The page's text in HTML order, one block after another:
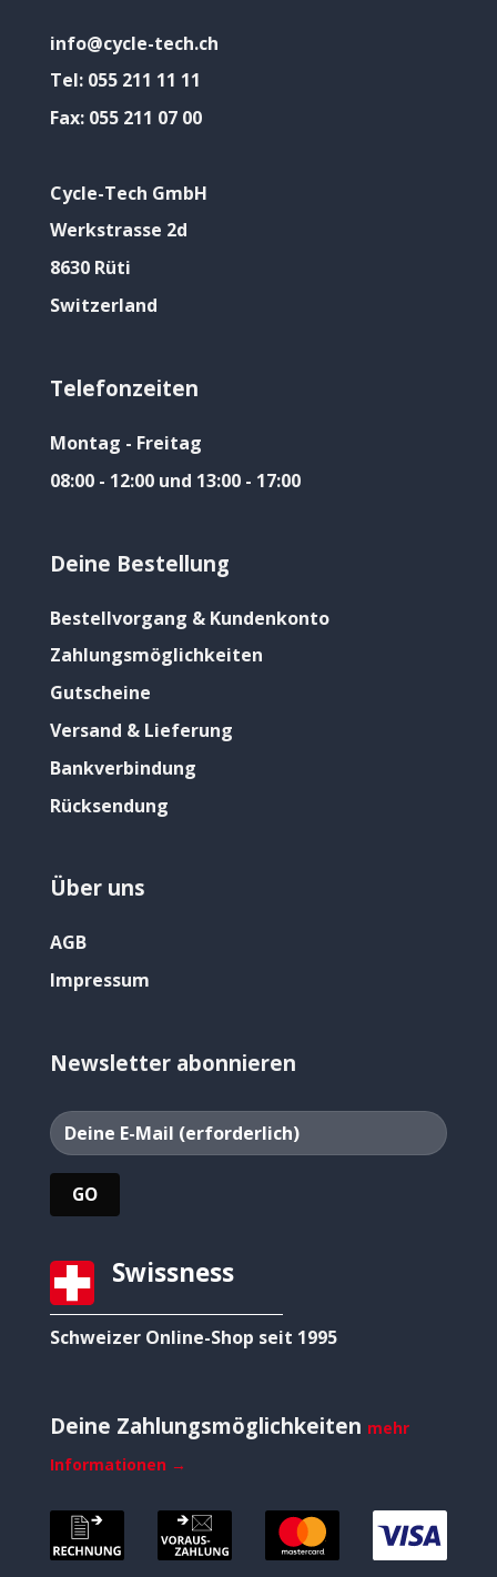
info@cycle-tech.ch
Tel: 055 211 11 11
Fax: 055 211 07 00
Cycle-Tech GmbH
Werkstrasse 2d
8630 Rüti
Switzerland
Telefonzeiten
Montag - Freitag
08:00 - 12:00 und 13:00 - 17:00
Deine Bestellung
Bestellvorgang & Kundenkonto
Zahlungsmöglichkeiten
Gutscheine
Versand & Lieferung
Bankverbindung
Rücksendung
Über uns
AGB
Impressum
Newsletter abonnieren
Swissness
Schweizer Online-Shop seit 1995
Deine Zahlungsmöglichkeiten mehr
Informationen →